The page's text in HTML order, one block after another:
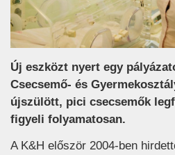
Új eszközt nyert egy
Csecsemő- és
újszülött, pici csecsemők
figyeli folyamatosan.
A K&H először 2004-ben